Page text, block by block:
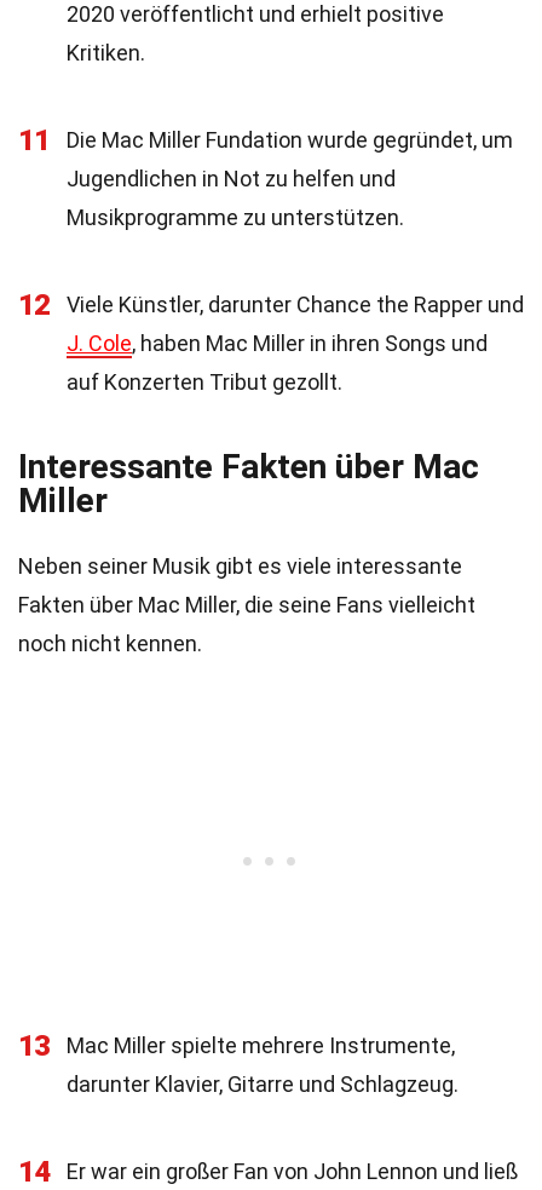
2020 veröffentlicht und erhielt positive
Kritiken.
11
Die Mac Miller Fundation wurde gegründet, um
Jugendlichen in Not zu helfen und
Musikprogramme zu unterstützen.
12
Viele Künstler, darunter Chance the Rapper und
J. Cole, haben Mac Miller in ihren Songs und
auf Konzerten Tribut gezollt.
Interessante Fakten über Mac
Miller
Neben seiner Musik gibt es viele interessante
Fakten über Mac Miller, die seine Fans vielleicht
noch nicht kennen.
13
Mac Miller spielte mehrere Instrumente,
darunter Klavier, Gitarre und Schlagzeug.
14
Er war ein großer Fan von John Lennon und ließ